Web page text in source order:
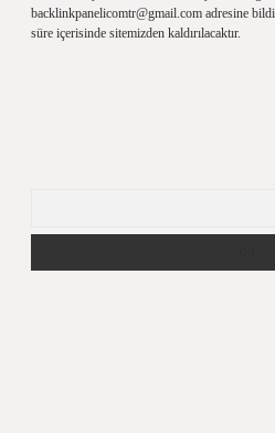
backlinkpanelicomtr@gmail.com adresine
süre içerisinde sitemizden kaldırılacaktır.